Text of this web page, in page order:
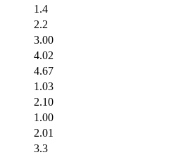
1.4
2.2
3.00
4.02
4.67
1.03
2.10
1.00
2.01
3.3